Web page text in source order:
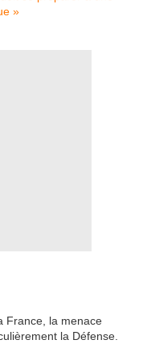
France, la menace
la Défense.